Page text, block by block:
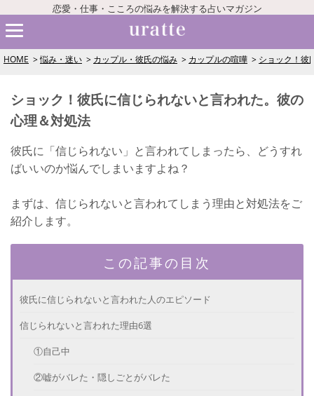
恋愛・仕事・こころの悩みを解決する占いマガジン
HOME 悩み・迷い カップル・彼氏の悩み カップルの喧嘩 ショック！彼
ショック！彼氏に信じられないと言われた。彼の
心理＆対処法
彼氏に「信じられない」と言われてしまったら、どうすれ
ばいいのか悩んでしまいますよね？
まずは、信じられないと言われてしまう理由と対処法をご
紹介します。
この記事の目次
彼氏に信じられないと言われた人のエピソード
信じられないと言われた理由6選
①自己中
②嘘がバレた・隠しごとがバレた